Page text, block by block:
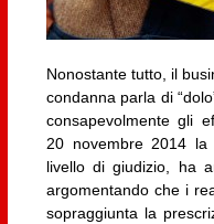
Nonostante tutto, il
condanna parla di
consapevolmente gli
20 novembre 2014 la
livello di giudizio, ha
argomentando che i
sopraggiunta la